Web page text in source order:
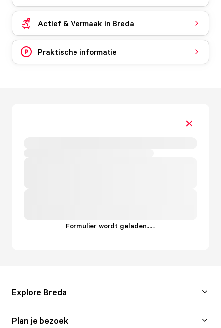
Actief & Vermaak in Breda
Praktische informatie
Formulier wordt geladen......
Explore Breda
Plan je bezoek